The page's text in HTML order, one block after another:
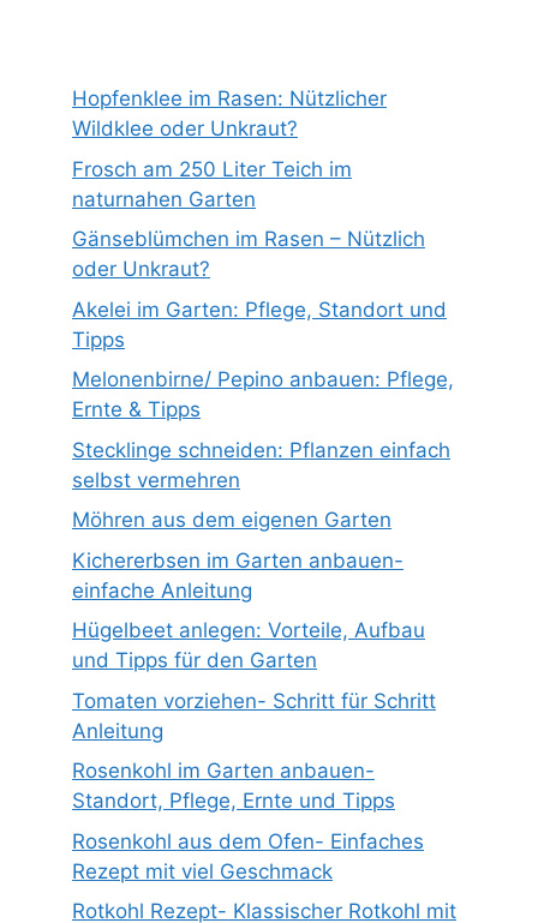
Hopfenklee im Rasen: Nützlicher
Wildklee oder Unkraut?
Frosch am 250 Liter Teich im
naturnahen Garten
Gänseblümchen im Rasen – Nützlich
oder Unkraut?
Akelei im Garten: Pflege, Standort und
Tipps
Melonenbirne/ Pepino anbauen: Pflege,
Ernte & Tipps
Stecklinge schneiden: Pflanzen einfach
selbst vermehren
Möhren aus dem eigenen Garten
Kichererbsen im Garten anbauen-
einfache Anleitung
Hügelbeet anlegen: Vorteile, Aufbau
und Tipps für den Garten
Tomaten vorziehen- Schritt für Schritt
Anleitung
Rosenkohl im Garten anbauen-
Standort, Pflege, Ernte und Tipps
Rosenkohl aus dem Ofen- Einfaches
Rezept mit viel Geschmack
Rotkohl Rezept- Klassischer Rotkohl mit